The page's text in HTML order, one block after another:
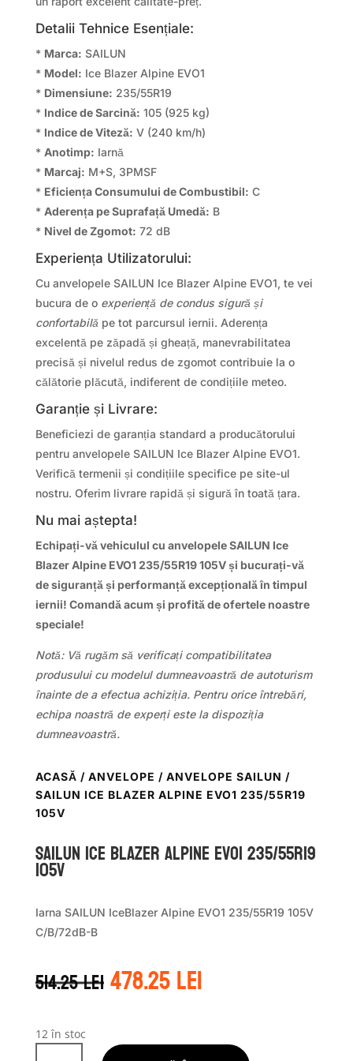
Detalii Tehnice Esențiale:
* Marca: SAILUN
* Model: Ice Blazer Alpine EVO1
* Dimensiune: 235/55R19
* Indice de Sarcină: 105 (925 kg)
* Indice de Viteză: V (240 km/h)
* Anotimp: Iarnă
* Marcaj: M+S, 3PMSF
* Eficiența Consumului de Combustibil: C
* Aderența pe Suprafață Umedă: B
* Nivel de Zgomot: 72 dB
Experiența Utilizatorului:
Cu anvelopele SAILUN Ice Blazer Alpine EVO1, te vei
bucura de o experiență de condus sigură și
confortabilă pe tot parcursul iernii. Aderența
excelentă pe zăpadă și gheață, manevrabilitatea
precisă și nivelul redus de zgomot contribuie la o
călătorie plăcută, indiferent de condițiile meteo.
Garanție și Livrare:
Beneficiezi de garanția standard a producătorului
pentru anvelopele SAILUN Ice Blazer Alpine EVO1.
Verifică termenii și condițiile specifice pe site-ul
nostru. Oferim livrare rapidă și sigură în toată țara.
Nu mai aștepta!
Echipați-vă vehiculul cu anvelopele SAILUN Ice
Blazer Alpine EVO1 235/55R19 105V și bucurați-vă
de siguranță și performanță excepțională în timpul
iernii! Comandă acum și profită de ofertele noastre
speciale!
Notă: Vă rugăm să verificați compatibilitatea
produsului cu modelul dumneavoastră de autoturism
înainte de a efectua achiziția. Pentru orice întrebări,
echipa noastră de experți este la dispoziția
dumneavoastră.
ACASĂ / ANVELOPE / ANVELOPE SAILUN /
SAILUN ICE BLAZER ALPINE EVO1 235/55R19
105V
Sailun ICE BLAZER ALPINE EVO1 235/55R19
105V
Iarna SAILUN IceBlazer Alpine EVO1 235/55R19 105V
C/B/72dB-B
514.25leiPrețul
inițial
514.25 lei.
478.25leiPrețul
curent
12 în stoc
Cantitate